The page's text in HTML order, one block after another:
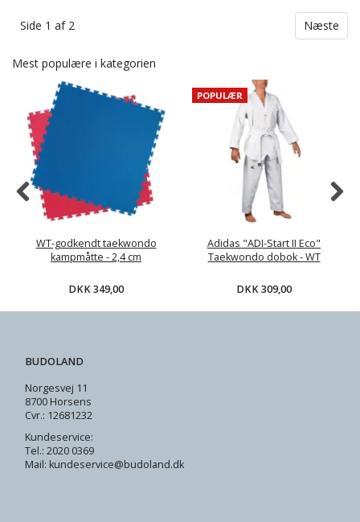
Side 1 af 2 Næste
Mest populære i kategorien
WT-godkendt taekwondo
kampmåtte - 2,4 cm
DKK 349,00
POPULÆR
Adidas "ADI-Start II Eco"
Taekwondo dobok - WT
DKK 309,00
BUDOLAND
Norgesvej 11
8700 Horsens
Cvr.: 12681232
Kundeservice:
Tel.: 2020 0369
Mail: kundeservice@budoland.dk